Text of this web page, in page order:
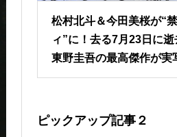
松村北斗＆今田美桜が“
ィ”に！去る7月23日に
東野圭吾の最高傑作が実
ピックアップ記事２